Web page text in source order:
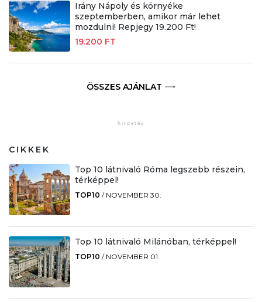
Irány Nápoly és környéke
szeptemberben, amikor már lehet
mozdulni! Repjegy 19.200 Ft!
19.200 FT
ÖSSZES AJÁNLAT
CIKKEK
Top 10 látnivaló Róma legszebb részein,
térképpel!
TOP10 / NOVEMBER 30.
Top 10 látnivaló Milánóban, térképpel!
TOP10 / NOVEMBER 01.